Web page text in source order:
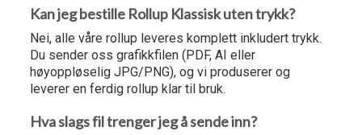
Kan jeg bestille Rollup Klassisk uten trykk?
Nei, alle våre rollup leveres komplett inkludert trykk.
Du sender oss grafikkfilen (PDF, AI eller
høyoppløselig JPG/PNG), og vi produserer og
leverer en ferdig rollup klar til bruk.
Hva slags fil trenger jeg å sende inn?